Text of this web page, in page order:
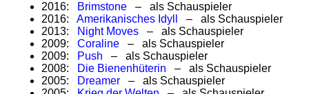
2016: Brimstone – als Schauspieler
2016: Amerikanisches Idyll
– als Schauspieler
2013:
Night Moves – als Schauspieler
2009: Coraline – als Schauspieler
2009:
Push – als Schauspieler
2008:
Die Bienenhüterin – als Schauspieler
2005:
Dreamer – als Schauspieler